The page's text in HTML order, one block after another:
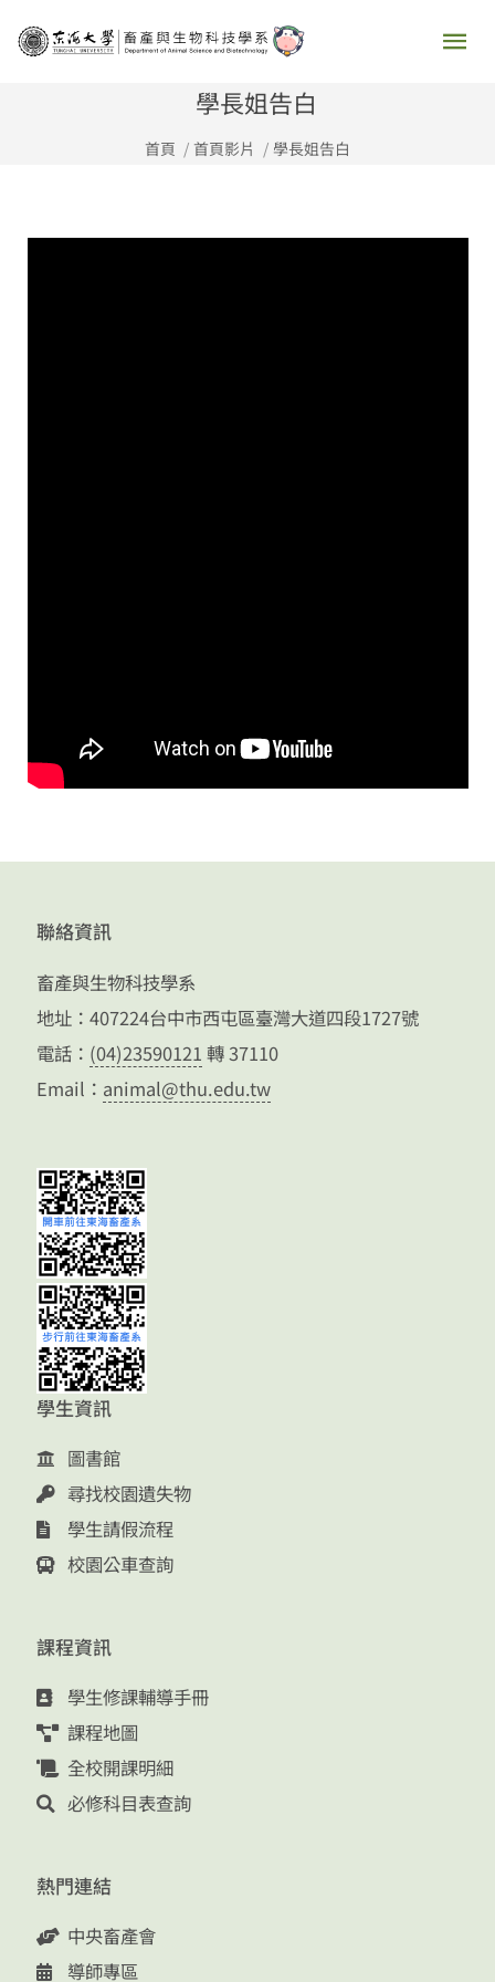
主
學長姐告白
首頁 首頁影片 學長姐告白
聯絡資訊
畜產與生物科技學系
地址：407224台中市西屯區臺灣大道四段1727號
電話： (04)23590121 轉 37110
Email： animal@thu.edu.tw
學生資訊
圖書館
尋找校園遺失物
學生請假流程
校園公車查詢
課程資訊
學生修課輔導手冊
課程地圖
全校開課明細
必修科目表查詢
熱門連結
中央畜產會
導師專區